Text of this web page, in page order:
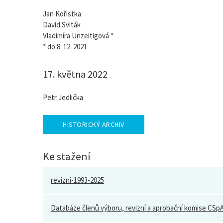
Jan Kořistka
David Sviták
Vladimíra Unzeitigová *
* do 8. 12. 2021
17. května 2022
Petr Jedlička
HISTORICKÝ ARCHIV
Ke stažení
revizni-1993-2025
Databáze členů výboru, revizní a aprobační komise